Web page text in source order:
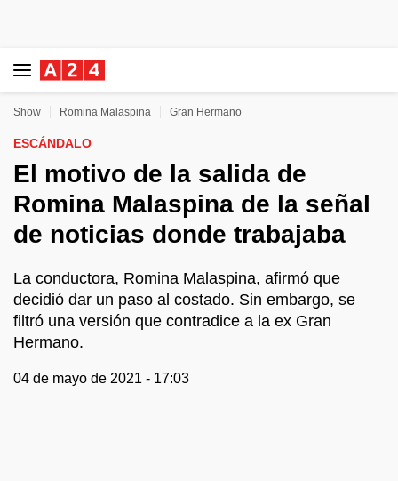
Show Romina Malaspina Gran Hermano
ESCÁNDALO
El motivo de la salida de
Romina Malaspina de la señal
de noticias donde trabajaba
La conductora, Romina Malaspina, afirmó que
decidió dar un paso al costado. Sin embargo, se
filtró una versión que contradice a la ex Gran
Hermano.
04 de mayo de 2021 - 17:03